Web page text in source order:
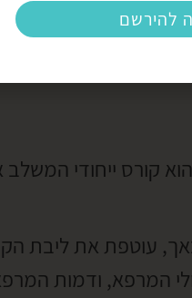
קורס ייחודי
עוטפת את ליבת
המרפא, ודמות
להירשם